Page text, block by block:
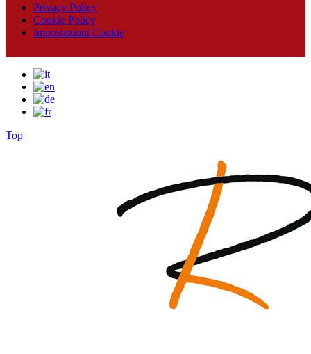
Privacy Policy
Cookie Policy
Impostazioni Cookie
Top